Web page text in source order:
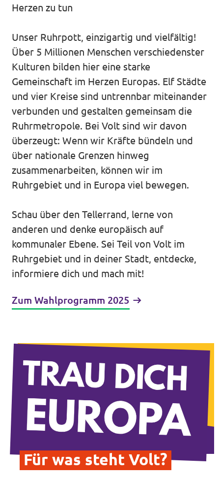
Volt Deutschland Merchandise Shop
Presse
Mache bei uns mit!
Deine Spende für Volt!
Jobs bei Volt
Transparenz
Impressum
Herzen zu tun
Unser Ruhrpott, einzigartig und vielfältig!
Über 5 Millionen Menschen verschiedenster
Kulturen bilden hier eine starke
Gemeinschaft im Herzen Europas. Elf Städte
und vier Kreise sind untrennbar miteinander
verbunden und gestalten gemeinsam die
Ruhrmetropole. Bei Volt sind wir davon
überzeugt: Wenn wir Kräfte bündeln und
über nationale Grenzen hinweg
zusammenarbeiten, können wir im
Ruhrgebiet und in Europa viel bewegen.
Schau über den Tellerrand, lerne von
anderen und denke europäisch auf
kommunaler Ebene. Sei Teil von Volt im
Ruhrgebiet und in deiner Stadt, entdecke,
informiere dich und mach mit!
Zum Wahlprogramm 2025
Für was steht Volt?